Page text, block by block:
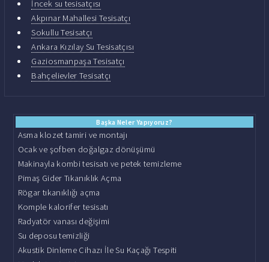
İncek su tesisatçısı
Akpınar Mahallesi Tesisatçı
Sokullu Tesisatçı
Ankara Kızılay Su Tesisatçısı
Gaziosmanpaşa Tesisatçı
Bahçelievler Tesisatçı
Başka Neler Yapıyoruz?
Asma klozet tamiri ve montajı
Ocak ve şofben doğalgaz dönüşümü
Makinayla kombi tesisatı ve petek temizleme
Pimaş Gider Tıkanıklık Açma
Rögar tıkanıklığı açma
Komple kalorifer tesisatı
Radyatör vanası değişimi
Su deposu temizliği
Akustik Dinleme Cihazı İle Su Kaçağı Tespiti